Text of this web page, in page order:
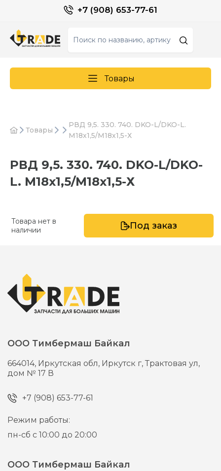
+7 (908) 653-77-61
Товары
Товары
РВД 9,5. 330. 740. DKO-L/DKO-L.
М18х1,5/М18х1,5-Х
РВД 9,5. 330. 740. DKO-L/DKO-
L. М18х1,5/М18х1,5-Х
Товара нет в
наличии
Под заказ
ООО Тимбермаш Байкал
664014, Иркутская обл, Иркутск г,Трактовая ул,
дом № 17 В
+7 (908) 653-77-61
Режим работы:
пн-сб с 10:00 до 20:00
ООО Тимбермаш Байкал